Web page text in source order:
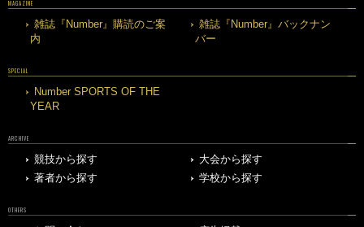
MAGAZINE
雑誌『Number』購読のご案
内
雑誌『Number』バックナン
バー
SPECIAL
Number SPORTS OF THE
YEAR
ARCHIVE
競技から探す
大会から探す
著者から探す
学校から探す
OTHERS